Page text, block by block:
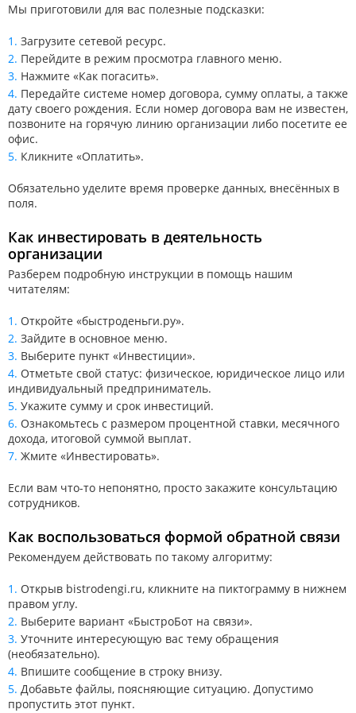
Мы приготовили для вас полезные подсказки:
Загрузите сетевой ресурс.
Перейдите в режим просмотра главного меню.
Нажмите «Как погасить».
Передайте системе номер договора, сумму оплаты, а также
дату своего рождения. Если номер договора вам не известен,
позвоните на горячую линию организации либо посетите ее
офис.
Кликните «Оплатить».
Обязательно уделите время проверке данных, внесённых в
поля.
Как инвестировать в деятельность
организации
Разберем подробную инструкции в помощь нашим
читателям:
Откройте «быстроденьги.ру».
Зайдите в основное меню.
Выберите пункт «Инвестиции».
Отметьте свой статус: физическое, юридическое лицо или
индивидуальный предприниматель.
Укажите сумму и срок инвестиций.
Ознакомьтесь с размером процентной ставки, месячного
дохода, итоговой суммой выплат.
Жмите «Инвестировать».
Если вам что-то непонятно, просто закажите консультацию
сотрудников.
Как воспользоваться формой обратной связи
Рекомендуем действовать по такому алгоритму:
Открыв bistrodengi.ru, кликните на пиктограмму в нижнем
правом углу.
Выберите вариант «БыстроБот на связи».
Уточните интересующую вас тему обращения
(необязательно).
Впишите сообщение в строку внизу.
Добавьте файлы, поясняющие ситуацию. Допустимо
пропустить этот пункт.